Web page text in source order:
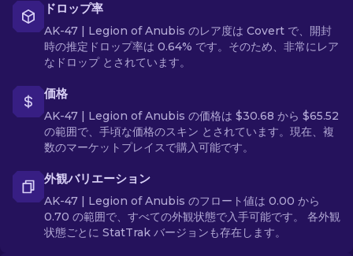
ドロップ率
AK-47 | Legion of Anubis のレア度は Covert で、開封
時の推定ドロップ率は 0.64% です。そのため、非常にレア
なドロップ とされています。
価格
AK-47 | Legion of Anubis の価格は $30.68 から $65.52
の範囲で、手頃な価格のスキン とされています。現在、複
数のマーケットプレイスで購入可能です。
外観バリエーション
AK-47 | Legion of Anubis のフロート値は 0.00 から
0.70 の範囲で、すべての外観状態で入手可能です。 各外観
状態ごとに StatTrak バージョンも存在します。